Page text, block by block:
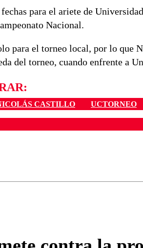
para el ariete de
Nacional.
para el torneo local, por lo que
del torneo, cuando enfrente a
CASTILLO UCTORNEO